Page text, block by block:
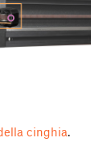
cinghia.